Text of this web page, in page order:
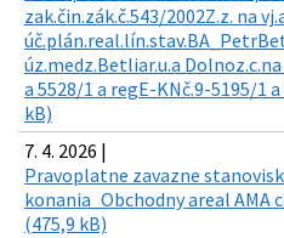
zak.čin.zák.č.543/2002Z.z. na
úz.medz.Betliar.u.a
a 5528/1 a regE-KNč.9-5195/1
kB)
7. 4. 2026 |
Pravoplatne zavazne
konania_Obchodny areal AMA
(475,9 kB)